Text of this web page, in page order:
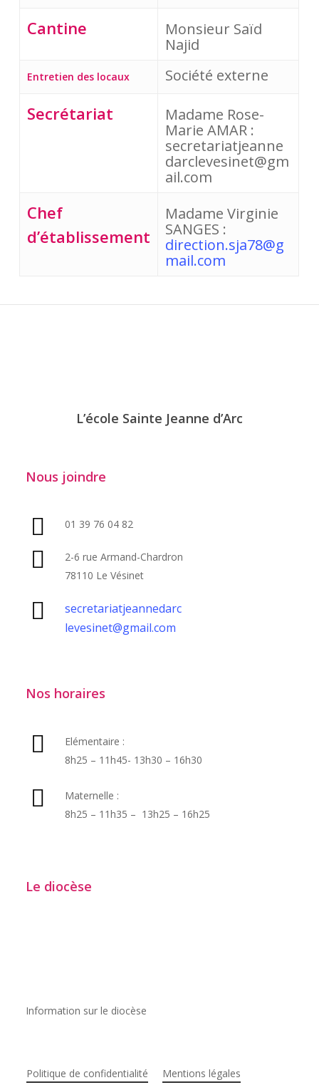
Cantine
Monsieur Saïd
Najid
Entretien des locaux Société externe
Secrétariat
Madame Rose-
Marie AMAR :
secretariatjeanne
darclevesinet@gm
ail.com
Chef
d’établissement
Madame Virginie
direction.sja78@g
mail.com
L’école Sainte Jeanne d’Arc
Nous joindre
01 39 76 04 82
2-6 rue Armand-Chardron
78110 Le Vésinet
secretariatjeannedarc
levesinet@gmail.com
Nos horaires
Elémentaire :
8h25 – 11h45- 13h30 – 16h30
Maternelle :
8h25 – 11h35 – 13h25 – 16h25
Le diocèse
Information sur le diocèse
Politique de confidentialité Mentions légales